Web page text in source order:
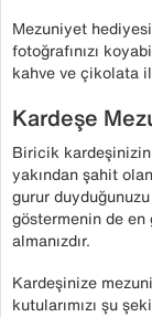
Mezuniyet
fotoğrafınızı
kahve ve çikolata
Kardeşe
Biricik
yakından şahit
gurur
göstermenin de
almanızdır.
Kardeşinize
kutularımızı şu